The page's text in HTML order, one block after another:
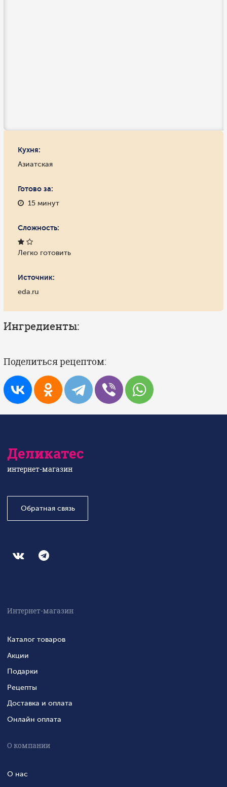
Кухня:
Азиатская
Готово за:
15 минут
Сложность:
Легко готовить
Источник:
eda.ru
Ингредиенты:
Поделиться рецептом:
Деликатес
интернет-магазин
Обратная связь
Интернет-магазин
Каталог товаров
Акции
Подарки
Рецепты
Доставка и оплата
Онлайн оплата
О компании
О нас